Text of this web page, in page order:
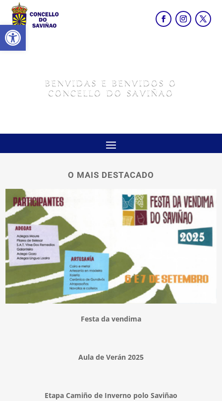
Abrir barra de ferramentas
BENVIDAS E BENVIDOS O
CONCELLO DO SAVIÑAO
O MAIS DESTACADO
Festa da vendima
Aula de Verán 2025
Etapa Camiño de Inverno polo Saviñao